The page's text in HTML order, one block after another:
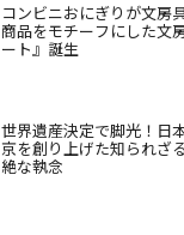
コンビニおにぎりが文房
商品をモチーフにした文
ート』誕生
世界遺産決定で脚光！日
京を創り上げた知られざ
絶な執念